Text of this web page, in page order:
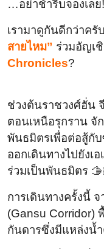
…อย่าช้ารีบจองเล
เรามาดูกันดีกว่าครั
สายไหม” ร่วมอัญเ
Chronicles?
ช่วงต้นราชวงศ์ฮั่น
ตอนเหนือรุกราน จั
พันธมิตรเพื่อต่อสู้กับ
ออกเดินทางไปยังเ
ร่วมเป็นพันธมิตร
การเดินทางครั้งนี้ จ
(Gansu Corridor)
กันดารซึ่งมีแหล่งน้